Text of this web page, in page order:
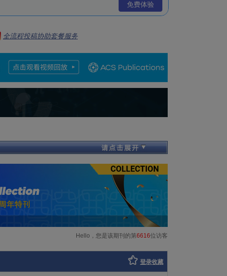
免费体验
全流程投稿协助套餐服务
Hello，您是该期刊的第6616位访客
登录收藏